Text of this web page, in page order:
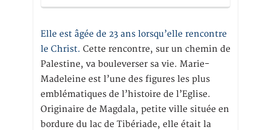
Elle est âgée de 23 ans lorsqu’elle rencontre
le Christ. Cette rencontre, sur un chemin de
Palestine, va bouleverser sa vie. Marie-
Madeleine est l’une des figures les plus
emblématiques de l’histoire de l’Eglise.
Originaire de Magdala, petite ville située en
bordure du lac de Tibériade, elle était la